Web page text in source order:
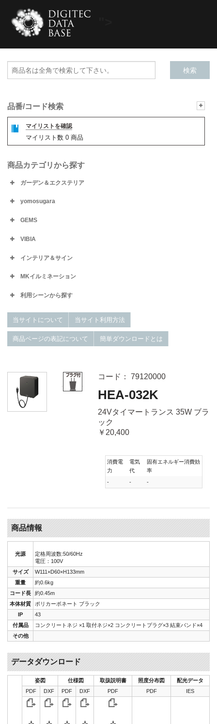
品番/コード検索
マイリストを確認
マイリスト数 0 商品
商品カテゴリから探す
ガーデン＆エクステリア
yomosugara
GEMS
VIBIA
インテリア＆サイン
MKイルミネーション
利用シーンから探す
当サイトについて 当サイト利用方法
商品ページの表記について 簡単ダウンロードとは
コード： 79120000
HEA-032K
24Vタイマートランス 35W ブラ
ック
￥20,400
消費電
力
電気
代
固有エネルギー消費効
率
-
- -
商品情報
光源
定格周波数:50/60Hz
電圧：100V
サイズ
W111×D60×H133mm
重量
約0.6kg
コード長
約0.45m
本体材質
ポリカーボネート ブラック
IP
43
付属品
コンクリートネジ ×1 取付ネジ×2 コンクリートプラグ×3 結束バンド×4
その他
データダウンロード
姿図 仕様図 取扱説明書 照度分布図
配光データ
PDF
DXF PDF DXF PDF PDF IES